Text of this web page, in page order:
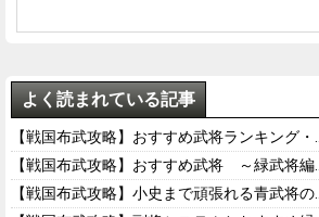
よく読まれている記事
【戦国布武攻略】おすすめ武将ランキング・...
【戦国布武攻略】おすすめ武将 ～緑武将編...
【戦国布武攻略】小史まで頑張れる青武将の...